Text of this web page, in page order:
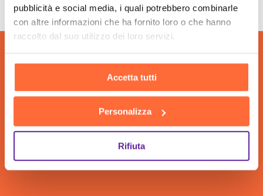
pubblicità e social media, i quali potrebbero combinarle
con altre informazioni che ha fornito loro o che hanno
raccolto dal suo utilizzo dei loro servizi.
Accetta tutti
Personalizza
Rifiuta
Tempio
Sviluppo Chatbot Ai Olbia Tempio